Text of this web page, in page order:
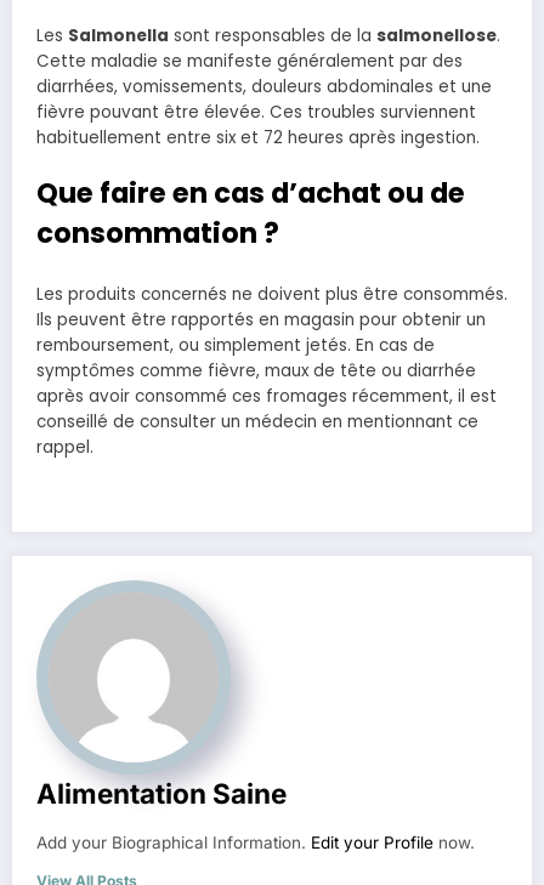
Les Salmonella sont responsables de la salmonellose.
Cette maladie se manifeste généralement par des
diarrhées, vomissements, douleurs abdominales et une
fièvre pouvant être élevée. Ces troubles surviennent
habituellement entre six et 72 heures après ingestion.
Que faire en cas d’achat ou de
consommation ?
Les produits concernés ne doivent plus être consommés.
Ils peuvent être rapportés en magasin pour obtenir un
remboursement, ou simplement jetés. En cas de
symptômes comme fièvre, maux de tête ou diarrhée
après avoir consommé ces fromages récemment, il est
conseillé de consulter un médecin en mentionnant ce
rappel.
Alimentation Saine
Add your Biographical Information. Edit your Profile now.
View All Posts